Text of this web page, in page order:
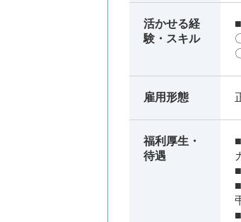
活かせる経
験・スキル
雇用形態
福利厚生・
待遇